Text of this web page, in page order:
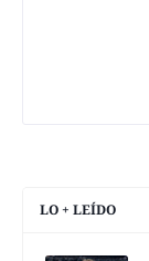
LO + LEÍDO